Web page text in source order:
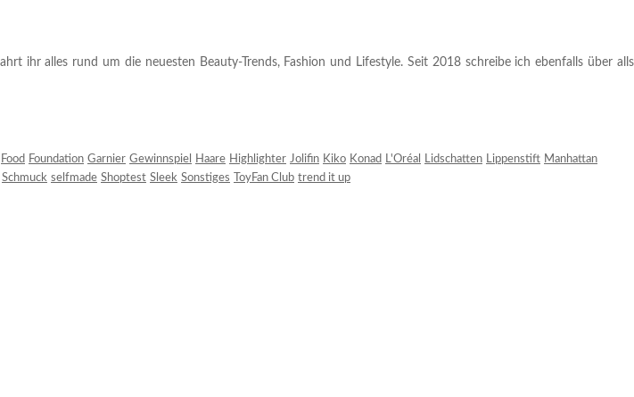
ihr alles rund um die neuesten Beauty-Trends, Fashion und Lifestyle. Seit 2018 schreibe ich ebenfalls über alls
Food Foundation Garnier Gewinnspiel Haare Highlighter Jolifin Kiko Konad L'Oréal Lidschatten Lippenstift Manhattan
Schmuck selfmade Shoptest Sleek Sonstiges ToyFan Club trend it up